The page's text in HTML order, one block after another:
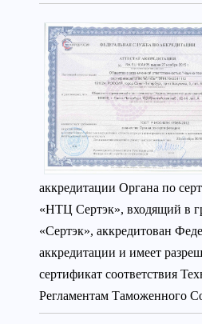
аккредитации Органа по
«НТЦ Сертэк», входящий в
«Сертэк», аккредитован
аккредитации и имеет
сертификат соответствия
Регламентам Таможенного